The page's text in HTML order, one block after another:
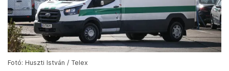
Fotó: Huszti István / Telex